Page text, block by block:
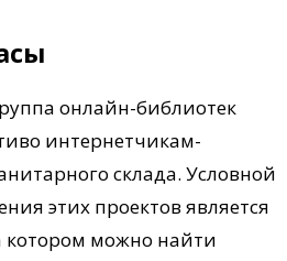
онлайн-библиотек
интернетчикам-
склада. Условной
этих проектов является
котором можно найти